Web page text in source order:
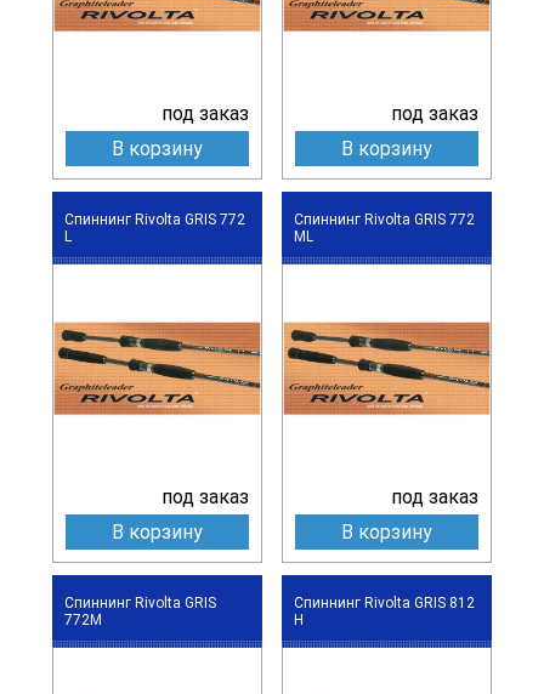
под заказ
В корзину
под заказ
В корзину
Спиннинг Rivolta GRIS 772
L
под заказ
В корзину
Спиннинг Rivolta GRIS 772
ML
под заказ
В корзину
Спиннинг Rivolta GRIS
772M
Спиннинг Rivolta GRIS 812
H